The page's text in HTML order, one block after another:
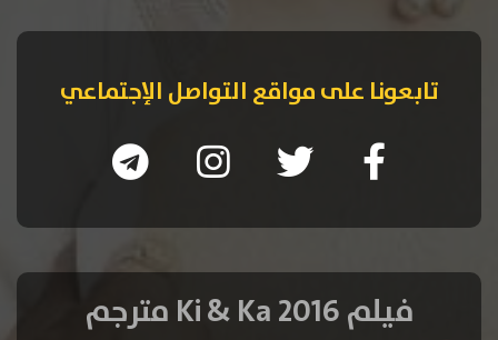
تابعونا على مواقع التواصل الإجتماعي
فيلم Ki & Ka 2016 مترجم